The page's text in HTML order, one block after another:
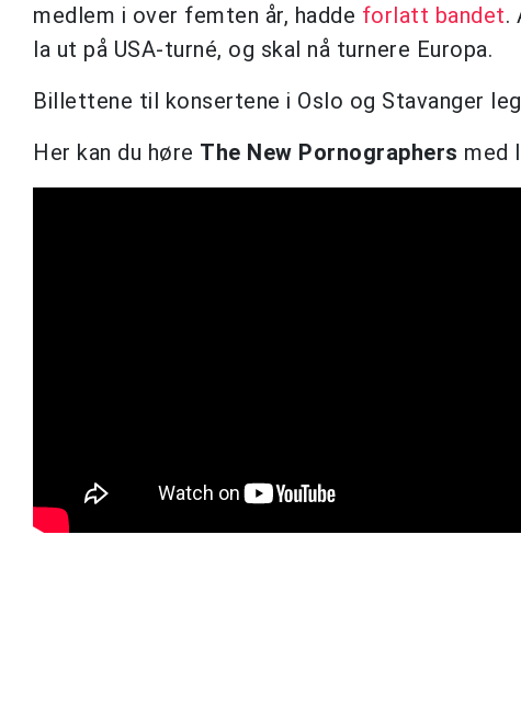
medlem i over femten år, hadde forlatt bandet.
la ut på USA-turné, og skal nå turnere Europa.
Billettene til konsertene i Oslo og Stavanger
Her kan du høre The New Pornographers med